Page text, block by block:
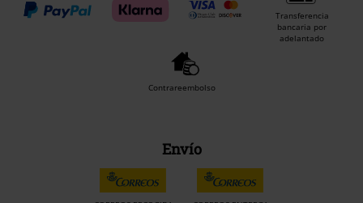
Transferencia
bancaria por
adelantado
Contrareembolso
Envío
CORREOS RECOGIDA
CORREOS ENTREGA